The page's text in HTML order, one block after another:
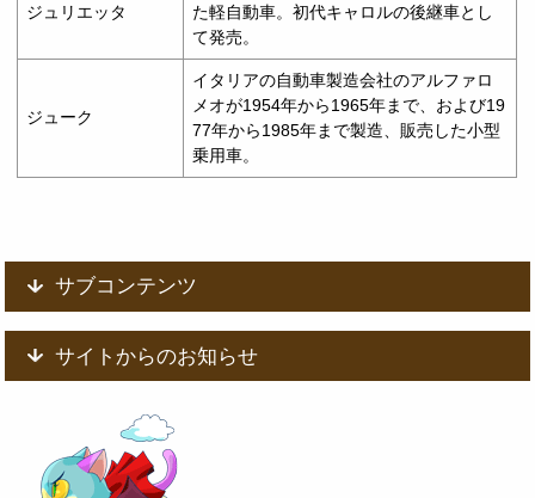
ジュリエッタ
た軽自動車。初代キャロルの後継車とし
て発売。
ジューク
イタリアの自動車製造会社のアルファロ
メオが1954年から1965年まで、および19
77年から1985年まで製造、販売した小型
乗用車。
サブコンテンツ
サイトからのお知らせ